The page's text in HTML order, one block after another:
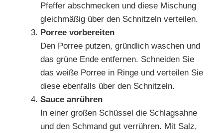
Pfeffer abschmecken und diese Mischung
gleichmäßig über den Schnitzeln verteilen.
Porree vorbereiten
Den Porree putzen, gründlich waschen und
das grüne Ende entfernen. Schneiden Sie
das weiße Porree in Ringe und verteilen Sie
diese ebenfalls über den Schnitzeln.
Sauce anrühren
In einer großen Schüssel die Schlagsahne
und den Schmand gut verrühren. Mit Salz,